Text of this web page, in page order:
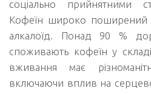
соціально прийнятними
Кофеїн широко
алкалоїд. Понад 90 %
споживають кофеїн у
вживання має
включаючи вплив на